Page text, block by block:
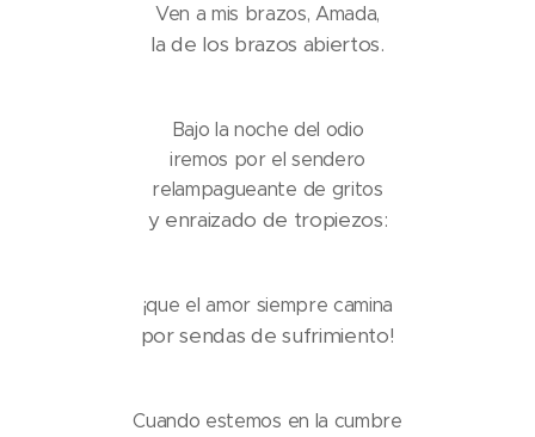
Ven a mis brazos, Amada,
la de los brazos abiertos.
Bajo la noche del odio
iremos por el sendero
relampagueante de gritos
y enraizado de tropiezos:
¡que el amor siempre camina
por sendas de sufrimiento!
Cuando estemos en la cumbre